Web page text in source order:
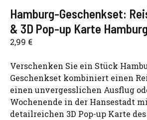
Hamburg-Geschenkset:
& 3D Pop-up Karte
2,99 €
Verschenken Sie ein Stück
Geschenkset kombiniert einen
einen unvergesslichen Ausflug
Wochenende in der Hansestadt
detailreichen 3D Pop-up Karte